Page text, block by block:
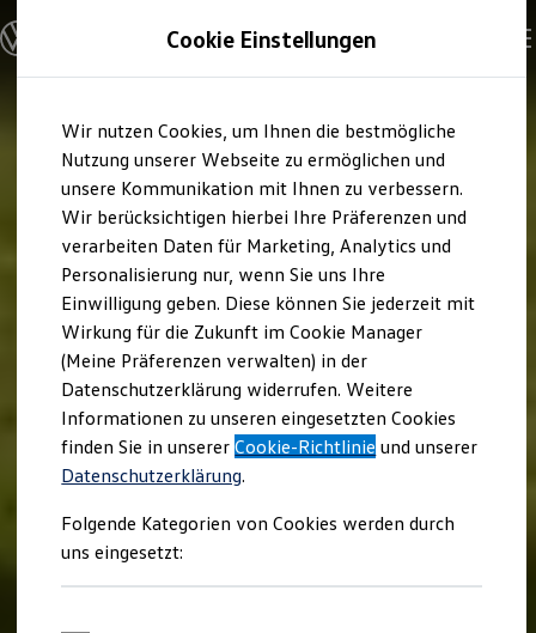
Hauptinhalt
springen
Footer
springen
Modelle und Konfigurator
Konfigurator
Modelle vergleichen
Elektroautos
ENERGY Sondermodelle
Nutzfahrzeuge
SUV und CUV
Familienautos
Kombis
Kompaktwagen
Sportwagen
Schnell verfügbare Fahrzeuge
Angebote und Produkte
Aktuelle Angebote
E-Auto-Förderung
Volkswagen Marktplatz
Die ENERGY Sondermodelle
Junge Gebrauchtwagen und Gebrauchtwagen
Volkswagen Zertifizierte Gebrauchtwagen
Elektromobilität bei Gebrauchtwagen
Saisonangebote
Reifenpakete
Leasing
Leasing-Angebote
Cookie Einstellungen
Wir nutzen Cookies, um Ihnen die bestmögliche
Nutzung unserer Webseite zu ermöglichen und
unsere Kommunikation mit Ihnen zu verbessern.
Wir berücksichtigen hierbei Ihre Präferenzen und
verarbeiten Daten für Marketing, Analytics und
Personalisierung nur, wenn Sie uns Ihre
Einwilligung geben. Diese können Sie jederzeit mit
Wirkung für die Zukunft im Cookie Manager
(Meine Präferenzen verwalten) in der
Datenschutzerklärung widerrufen. Weitere
Informationen zu unseren eingesetzten Cookies
finden Sie in unsererCookie-Richtlinie und unserer
Datenschutzerklärung.
Folgende Kategorien von Cookies werden durch
uns eingesetzt: